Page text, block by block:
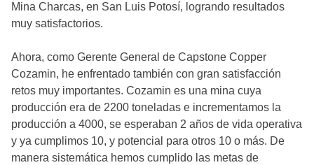
Mina Charcas, en San Luis Potosí, logrando resultados
muy satisfactorios.
Ahora, como Gerente General de Capstone Copper
Cozamin, he enfrentado también con gran satisfacción
retos muy importantes. Cozamin es una mina cuya
producción era de 2200 toneladas e incrementamos la
producción a 4000, se esperaban 2 años de vida operativa
y ya cumplimos 10, y potencial para otros 10 o más. De
manera sistemática hemos cumplido las metas de